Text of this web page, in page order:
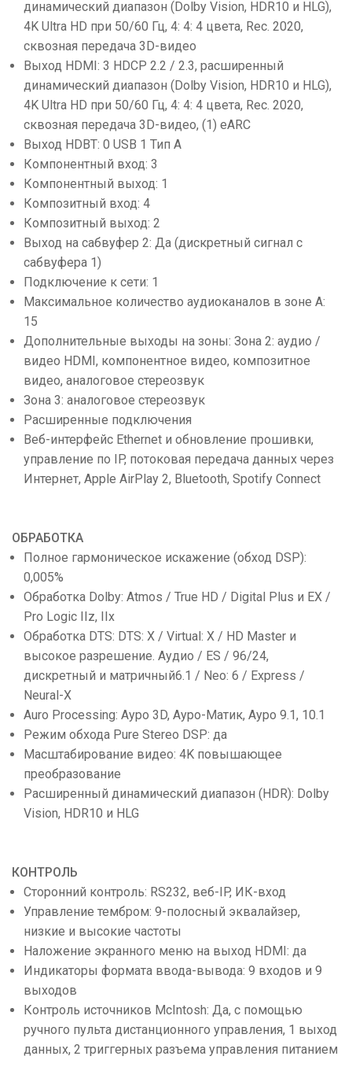
динамический диапазон (Dolby Vision, HDR10 и HLG),
4K Ultra HD при 50/60 Гц, 4: 4: 4 цвета, Rec. 2020,
сквозная передача 3D-видео
Выход HDMI: 3 HDCP 2.2 / 2.3, расширенный
динамический диапазон (Dolby Vision, HDR10 и HLG),
4K Ultra HD при 50/60 Гц, 4: 4: 4 цвета, Rec. 2020,
сквозная передача 3D-видео, (1) eARC
Выход HDBT: 0 USB 1 Тип А
Компонентный вход: 3
Компонентный выход: 1
Композитный вход: 4
Композитный выход: 2
Выход на сабвуфер 2: Да (дискретный сигнал с
сабвуфера 1)
Подключение к сети: 1
Максимальное количество аудиоканалов в зоне A:
15
Дополнительные выходы на зоны: Зона 2: аудио /
видео HDMI, компонентное видео, композитное
видео, аналоговое стереозвук
Зона 3: аналоговое стереозвук
Расширенные подключения
Веб-интерфейс Ethernet и обновление прошивки,
управление по IP, потоковая передача данных через
Интернет, Apple AirPlay 2, Bluetooth, Spotify Connect
ОБРАБОТКА
Полное гармоническое искажение (обход DSP):
0,005%
Обработка Dolby: Atmos / True HD / Digital Plus и EX /
Pro Logic IIz, IIx
Обработка DTS: DTS: X / Virtual: X / HD Master и
высокое разрешение. Аудио / ES / 96/24,
дискретный и матричный6.1 / Neo: 6 / Express /
Neural-X
Auro Processing: Ауро 3D, Ауро-Матик, Ауро 9.1, 10.1
Режим обхода Pure Stereo DSP: да
Масштабирование видео: 4K повышающее
преобразование
Расширенный динамический диапазон (HDR): Dolby
Vision, HDR10 и HLG
КОНТРОЛЬ
Сторонний контроль: RS232, веб-IP, ИК-вход
Управление тембром: 9-полосный эквалайзер,
низкие и высокие частоты
Наложение экранного меню на выход HDMI: да
Индикаторы формата ввода-вывода: 9 входов и 9
выходов
Контроль источников McIntosh: Да, с помощью
ручного пульта дистанционного управления, 1 выход
данных, 2 триггерных разъема управления питанием